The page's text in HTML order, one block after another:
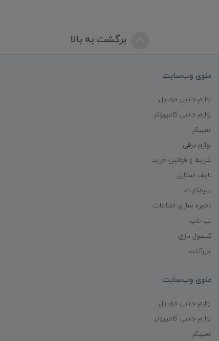
برگشت به بالا
منوی وب‌سایت
لوازم جانبی موبایل
لوازم جانبی کامپیوتر
اسپیکر
لوازم برقی
شرایط و قوانین خرید
لایف استایل
سیمکارت
ذخیره سازی اطلاعات
لپ تاپ
کنسول بازی
ابزارآلات
منوی وب‌سایت
لوازم جانبی موبایل
لوازم جانبی کامپیوتر
اسپیکر